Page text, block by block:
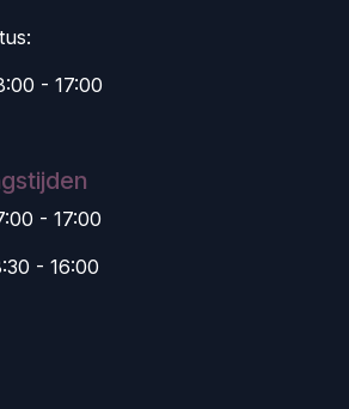
- 17:00
- 17:00
- 16:00